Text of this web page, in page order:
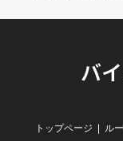
バ
トップページ ル